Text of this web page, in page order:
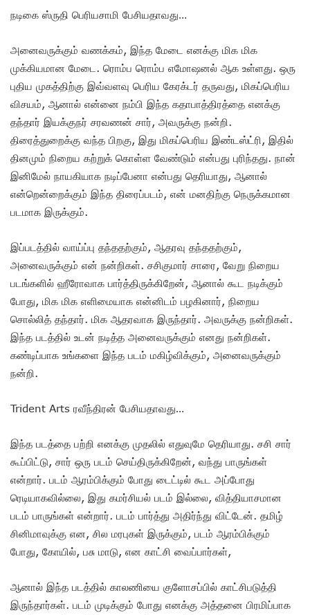
நடிகை ஸ்ருதி பெரியசாமி பேசியதாவது…
அனைவருக்கும் வணக்கம், இந்த மேடை எனக்கு மிக மிக
முக்கியமான மேடை. ரொம்ப ரொம்ப எமோஷனல் ஆக உள்ளது. ஒரு
புதிய முகத்திற்கு இவ்வளவு பெரிய கேரக்டர் தருவது, மிகப்பெரிய
விசயம், ஆனால் என்னை நம்பி இந்த கதாபாத்திரத்தை எனக்கு
தந்தார் இயக்குநர் சரவணன் சார், அவருக்கு நன்றி.
திரைத்துறைக்கு வந்த பிறகு, இது மிகப்பெரிய இண்டஸ்ட்ரி, இதில்
தினமும் நிறைய கற்றுக் கொள்ள வேண்டும் என்பது புரிந்தது. நான்
இனிமேல் நாயகியாக நடிப்பேனா என்பது தெரியாது, ஆனால்
என்றென்றைக்கும் இந்த திரைப்படம், என் மனதிற்கு நெருக்கமான
படமாக இருக்கும்.
இப்படத்தில் வாய்ப்பு தந்ததற்கும், ஆதரவு தந்ததற்கும்,
அனைவருக்கும் என் நன்றிகள். சசிகுமார் சாரை, வேறு நிறைய
படங்களில் ஹீரோவாக பார்த்திருக்கிறேன், ஆனால் கூட நடிக்கும்
போது, மிக மிக எளிமையாக என்னிடம் பழகினார், நிறைய
சொல்லித் தந்தார். மிக ஆதரவாக இருந்தார். அவருக்கு நன்றிகள்.
இந்த படத்தில் உடன் நடித்த அனைவருக்கும் எனது நன்றிகள்.
கண்டிப்பாக உங்களை இந்த படம் மகிழ்விக்கும், அனைவருக்கும்
நன்றி.
Trident Arts ரவீந்திரன் பேசியதாவது…
இந்த படத்தை பற்றி எனக்கு முதலில் எதுவுமே தெரியாது. சசி சார்
கூப்பிட்டு, சார் ஒரு படம் செய்திருக்கிறேன், வந்து பாருங்கள்
என்றார். படம் ஆரம்பிக்கும் போது டைட்டில் கூட அப்போது
ரெடியாகவில்லை, இது கமர்சியல் படம் இல்லை, வித்தியாசமான
படம் பாருங்கள் என்றார். படம் பார்த்து அதிர்ந்து விட்டேன். தமிழ்
சினிமாவுக்கு என, சில மரபுகள் இருக்கும், படம் ஆரம்பிக்கும்
போது, கோயில், பசு மாடு, என காட்சி வைப்பார்கள்,
ஆனால் இந்த படத்தில் காலணியை குளோசப்பில் காட்சிபடுத்தி
இருந்தார்கள். படம் முடிக்கும் போது எனக்கு அத்தனை பிரமிப்பாக